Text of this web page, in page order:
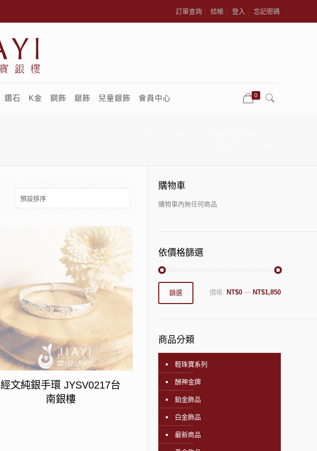
訂單查詢 結帳 登入 忘記密碼
鑽石 K金 鋼飾 銀飾 兒童銀飾 會員中心 0
經文純銀手環 JYSV0217台
南銀樓
購物車
購物車內無任何商品
依價格篩選
篩選 價格: NT$0 — NT$1,850
商品分類
輕珠寶系列
酬神金牌
鉑金飾品
白金飾品
最新商品